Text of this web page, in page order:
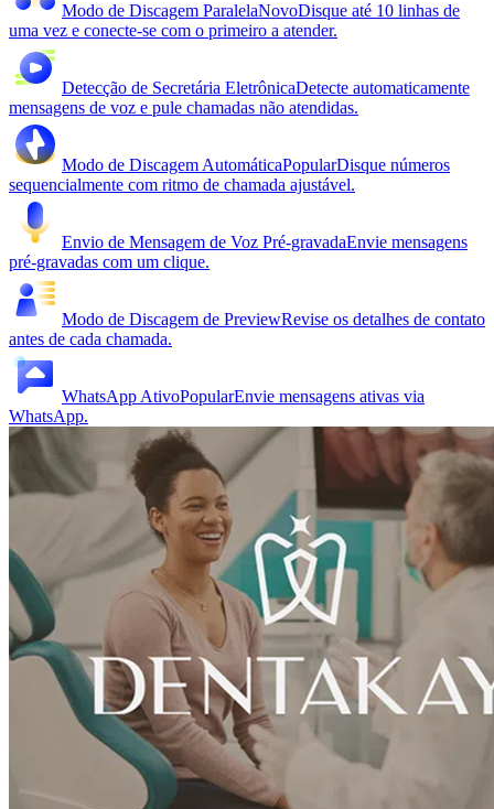
Modo de Discagem ParalelaNovoDisque até 10 linhas de
uma vez e conecte-se com o primeiro a atender.
Detecção de Secretária EletrônicaDetecte automaticamente
mensagens de voz e pule chamadas não atendidas.
Modo de Discagem AutomáticaPopularDisque números
sequencialmente com ritmo de chamada ajustável.
Envio de Mensagem de Voz Pré-gravadaEnvie mensagens
pré-gravadas com um clique.
Modo de Discagem de PreviewRevise os detalhes de contato
antes de cada chamada.
WhatsApp AtivoPopularEnvie mensagens ativas via
WhatsApp.